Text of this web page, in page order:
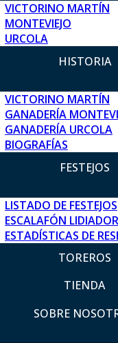
VICTORINO MARTÍN
MONTEVIEJO
URCOLA
HISTORIA
VICTORINO MARTÍN
GANADERÍA
GANADERÍA URCOLA
BIOGRAFÍAS
FESTEJOS
LISTADO DE FESTEJOS
ESCALAFÓN
ESTADÍSTICAS DE
TOREROS
TIENDA
SOBRE